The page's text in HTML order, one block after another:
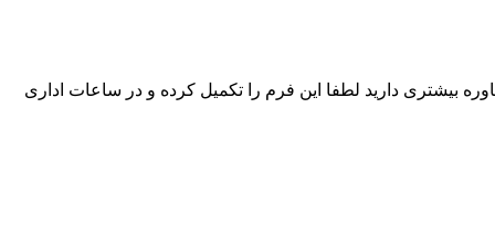
بیشتری دارید لطفا این فرم را تکمیل کرده و در ساعات اداری